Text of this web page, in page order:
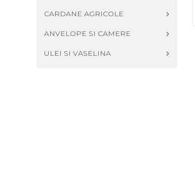
CARDANE AGRICOLE
ANVELOPE SI CAMERE
ULEI SI VASELINA